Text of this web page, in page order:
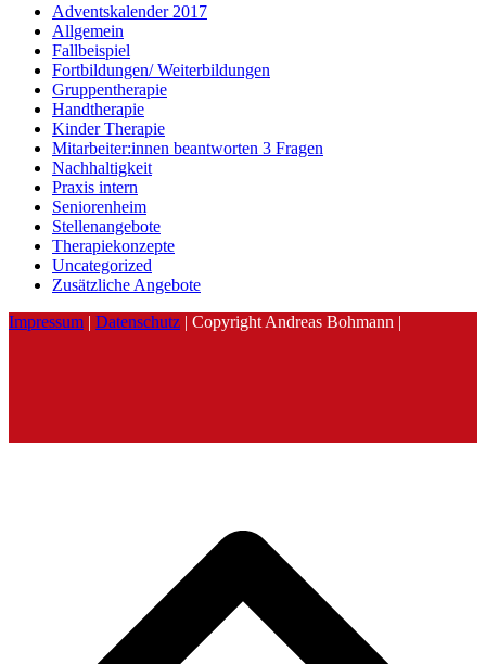
Adventskalender 2017
Allgemein
Fallbeispiel
Fortbildungen/ Weiterbildungen
Gruppentherapie
Handtherapie
Kinder Therapie
Mitarbeiter:innen beantworten 3 Fragen
Nachhaltigkeit
Praxis intern
Seniorenheim
Stellenangebote
Therapiekonzepte
Uncategorized
Zusätzliche Angebote
Impressum | Datenschutz | Copyright Andreas Bohmann |